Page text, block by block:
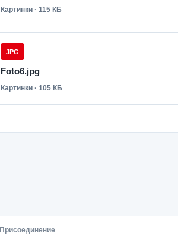
Картинки · 115 КБ
JPG
Foto6.jpg
Картинки · 105 КБ
Присоединение